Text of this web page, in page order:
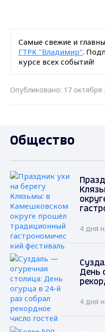
Самые свежие и
ГТРК "Владимир".
курсе всех событий!
Опубликовано: 17 октября
Общество
4 дня
День
4 дня